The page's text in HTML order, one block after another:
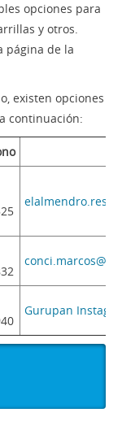
opciones para
y otros.
página de la
existen opciones
continuación:
Gurupan